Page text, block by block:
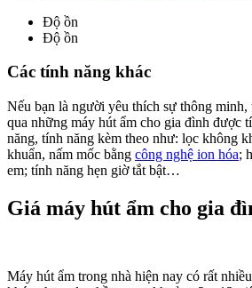
Độ ồn
Độ ồn
Các tính năng khác
Nếu bạn là người yêu thích sự thông
qua những máy hút ẩm cho gia đình được
năng, tính năng kèm theo như: lọc không
khuẩn, nấm mốc bằng công nghệ ion hóa;
em; tính năng hẹn giờ tắt bật…
Giá máy hút ẩm cho gia
Máy hút ẩm trong nhà hiện nay có rất